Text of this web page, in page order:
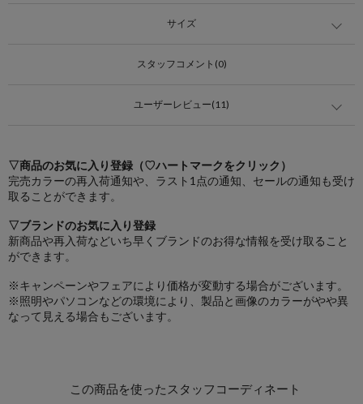
サイズ
スタッフコメント(0)
ユーザーレビュー(11)
▽商品のお気に入り登録（♡ハートマークをクリック）
完売カラーの再入荷通知や、ラスト1点の通知、セールの通知も受け
取ることができます。
▽ブランドのお気に入り登録
新商品や再入荷などいち早くブランドのお得な情報を受け取ること
ができます。
※キャンペーンやフェアにより価格が変動する場合がございます。
※照明やパソコンなどの環境により、製品と画像のカラーがやや異
なって見える場合もございます。
この商品を使ったスタッフコーディネート